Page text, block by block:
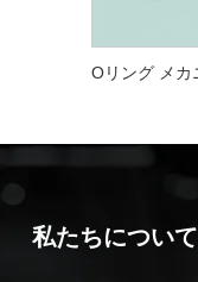
私たちについて